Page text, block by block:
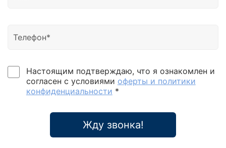
предназначены для централизованной защиты
кВА = 200 кВАh=2000 мм Power-Vision HF Module
504 x 50 кВА = 200 кВА(вид сзади) Силовой
модуль 50 кВА (45 кВт) Силовой модуль (вид
сзади) Power-Vision HF Module 5010 x 50 кВА = 500
кВАh=2000 мм Модуль Bypass (400-500 кВА)
Модуль Bypass 400-500 кВА(вид сзади)
Настоящим подтверждаю, что я ознакомлен и
согласен с условиями оферты и политики
конфиденциальности *
Жду звонка!